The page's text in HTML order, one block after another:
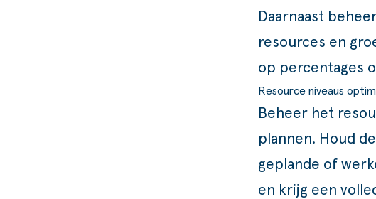
Daarnaast
resources en
op percentages
Resource niveaus
Beheer het
plannen. Houd
geplande of
en krijg een